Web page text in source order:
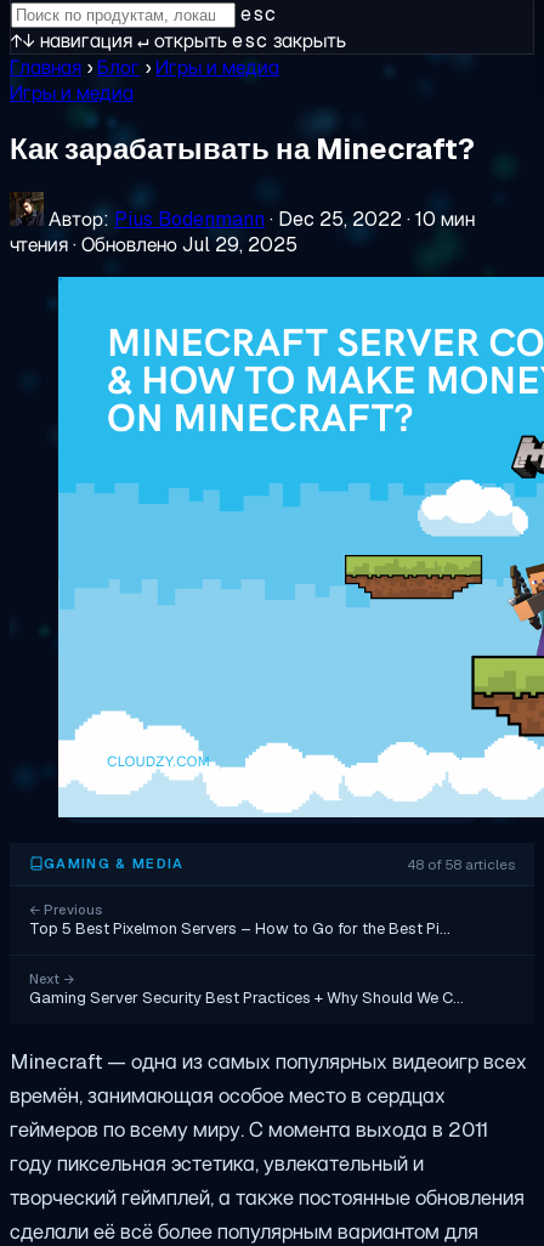
esc
↑↓ навигация↵открытьesc закрыть
Главная ›Блог ›Игры и медиа
Игры и медиа
Как зарабатывать на Minecraft?
Автор: Pius Bodenmann · Dec 25, 2022·10 мин
чтения·Обновлено Jul 29, 2025
GAMING & MEDIA 48 of 58 articles
← Previous
Top 5 Best Pixelmon Servers – How to Go for the Best Pi…
Next →
Gaming Server Security Best Practices + Why Should We C…
Minecraft — одна из самых популярных видеоигр всех
времён, занимающая особое место в сердцах
геймеров по всему миру. С момента выхода в 2011
году пиксельная эстетика, увлекательный и
творческий геймплей, а также постоянные обновления
сделали её всё более популярным вариантом для